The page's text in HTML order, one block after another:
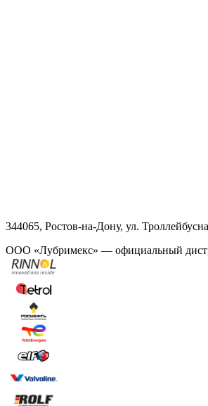
344065, Ростов-на-Дону, ул.
ООО «Лубримекс» — официальный